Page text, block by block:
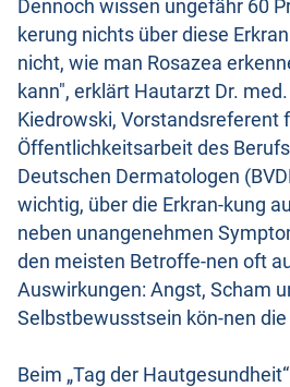
Dennoch wissen ungefähr 60
kerung nichts über diese
nicht, wie man Rosazea
kann", erklärt Hautarzt Dr.
Kiedrowski, Vorstandsreferent
Öffentlichkeitsarbeit des
Deutschen Dermatologen
wichtig, über die Erkran-kung
neben unangenehmen
den meisten Betroffe-nen oft
Auswirkungen: Angst, Scham
Selbstbewusstsein kön-nen die
Beim „Tag der